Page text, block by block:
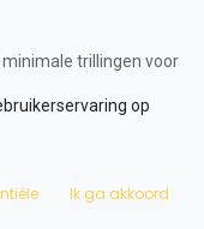
trillingen voor
Mis geen oproep
app.
zijn adviseren
op
Ik ga akkoord